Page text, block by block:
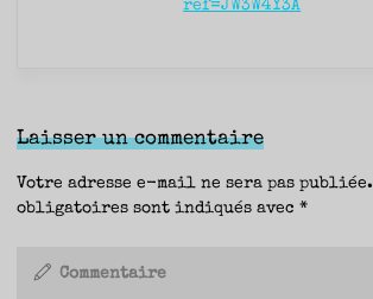
ref=JW3W4Y3A
Laisser un commentaire
Votre adresse e-mail ne sera pas publiée.
obligatoires sont indiqués avec*